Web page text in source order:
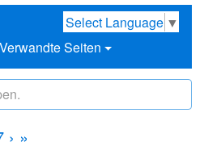
Select Language ▼
Verwandte Seiten
› »